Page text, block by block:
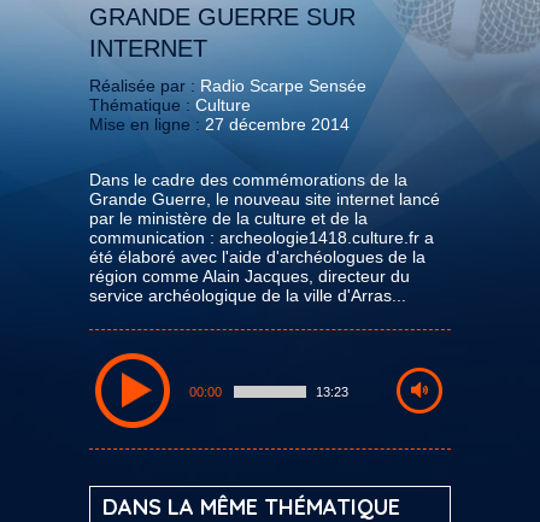
GRANDE GUERRE SUR
INTERNET
Réalisée par : Radio Scarpe Sensée
Thématique : Culture
Mise en ligne : 27 décembre 2014
Dans le cadre des commémorations de la
Grande Guerre, le nouveau site internet lancé
par le ministère de la culture et de la
communication : archeologie1418.culture.fr a
été élaboré avec l'aide d'archéologues de la
région comme Alain Jacques, directeur du
service archéologique de la ville d'Arras...
00:00 13:23
DANS LA MÊME THÉMATIQUE